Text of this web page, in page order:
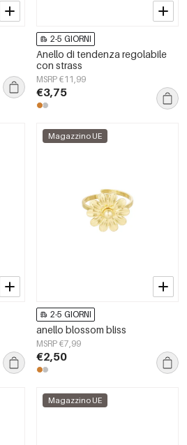
2-5 GIORNI
Anello di tendenza regolabile
con strass
MSRP €11,99
€3,75
Magazzino UE
2-5 GIORNI
anello blossom bliss
MSRP €7,99
€2,50
Magazzino UE